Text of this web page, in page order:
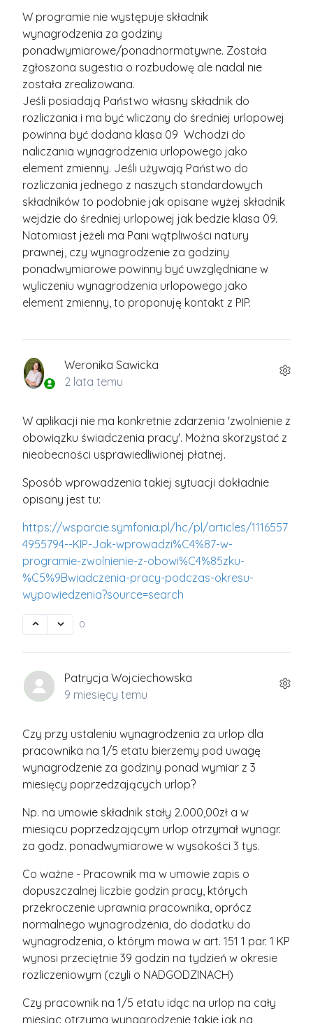
W programie nie występuje składnik
wynagrodzenia za godziny
ponadwymiarowe/ponadnormatywne. Została
zgłoszona sugestia o rozbudowę ale nadal nie
została zrealizowana.
Jeśli posiadają Państwo własny składnik do
rozliczania i ma być wliczany do średniej urlopowej
powinna być dodana klasa 09 Wchodzi do
naliczania wynagrodzenia urlopowego jako
element zmienny. Jeśli używają Państwo do
rozliczania jednego z naszych standardowych
składników to podobnie jak opisane wyżej składnik
wejdzie do średniej urlopowej jak bedzie klasa 09.
Natomiast jeżeli ma Pani wątpliwości natury
prawnej, czy wynagrodzenie za godziny
ponadwymiarowe powinny być uwzględniane w
wyliczeniu wynagrodzenia urlopowego jako
element zmienny, to proponuję kontakt z PIP.
Weronika Sawicka
2 lata temu
W aplikacji nie ma konkretnie zdarzenia 'zwolnienie z
obowiązku świadczenia pracy'. Można skorzystać z
nieobecności usprawiedliwionej płatnej.
Sposób wprowadzenia takiej sytuacji dokładnie
opisany jest tu:
https://wsparcie.symfonia.pl/hc/pl/articles/1116557
4955794--KIP-Jak-wprowadzi%C4%87-w-
programie-zwolnienie-z-obowi%C4%85zku-
%C5%9Bwiadczenia-pracy-podczas-okresu-
wypowiedzenia?source=search
0
Patrycja Wojciechowska
9 miesięcy temu
Czy przy ustaleniu wynagrodzenia za urlop dla
pracownika na 1/5 etatu bierzemy pod uwagę
wynagrodzenie za godziny ponad wymiar z 3
miesięcy poprzedzających urlop?
Np. na umowie składnik stały 2.000,00zł a w
miesiącu poprzedzającym urlop otrzymał wynagr.
za godz. ponadwymiarowe w wysokości 3 tys.
Co ważne - Pracownik ma w umowie zapis o
dopuszczalnej liczbie godzin pracy, których
przekroczenie uprawnia pracownika, oprócz
normalnego wynagrodzenia, do dodatku do
wynagrodzenia, o którym mowa w art. 151 1 par. 1 KP
wynosi przeciętnie 39 godzin na tydzień w okresie
rozliczeniowym (czyli o NADGODZINACH)
Czy pracownik na 1/5 etatu idąc na urlop na cały
miesiąc otrzyma wynagrodzenie takie jak na